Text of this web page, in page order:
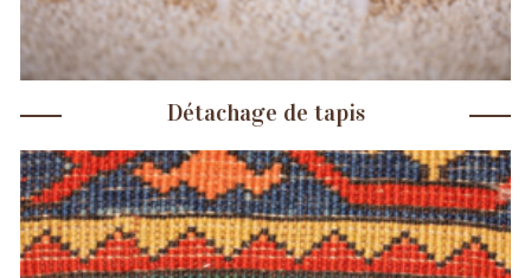
Détachage de tapis